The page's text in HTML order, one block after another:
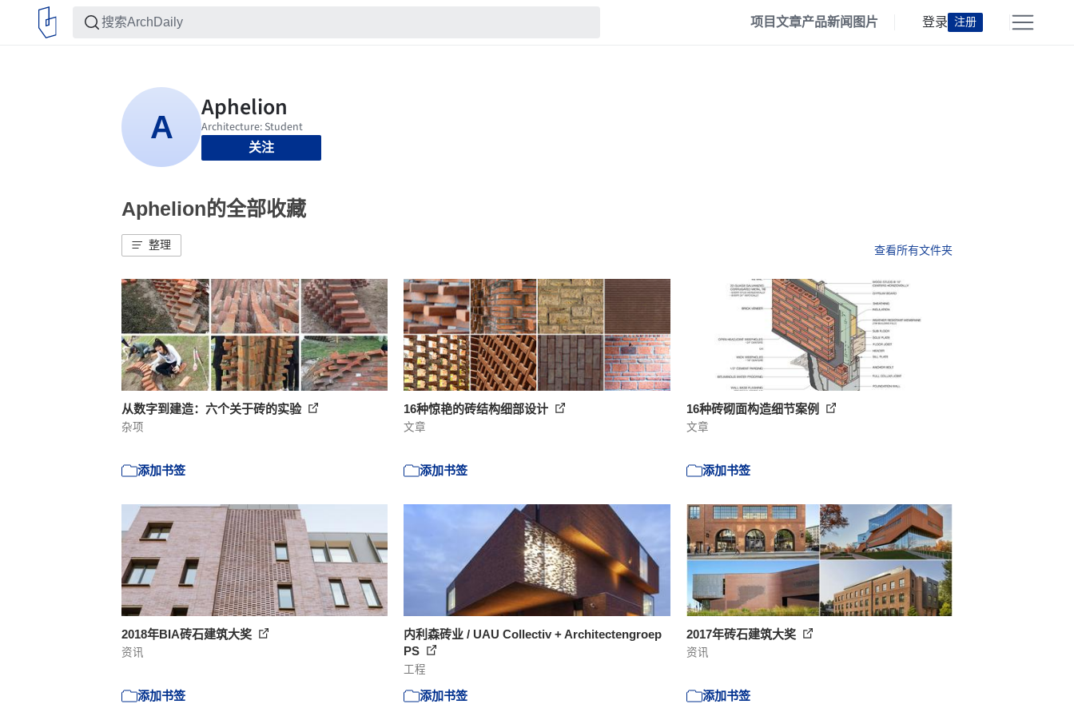
项目文章产品新闻 图片 登录 注册
关注
Aphelion的全部收藏
整理 查看所有文件夹
从数字到建造：六个关于砖的实验
杂项
添加书签
16种惊艳的砖结构细部设计
文章
添加书签
16种砖砌面构造细节案例
文章
添加书签
2018年BIA砖石建筑大奖
资讯
添加书签
内利森砖业 / UAU Collectiv + Architectengroep
PS
工程
添加书签
2017年砖石建筑大奖
资讯
添加书签